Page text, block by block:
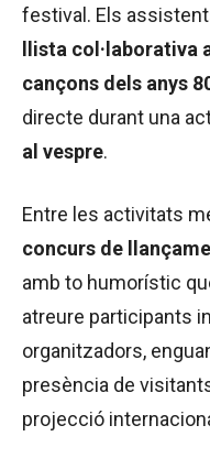
festival. Els
llista col·laborativa
cançons dels anys
directe durant una
al vespre.
Entre les activitats
concurs de
amb to humorístic
atreure participants
organitzadors,
presència de
projecció